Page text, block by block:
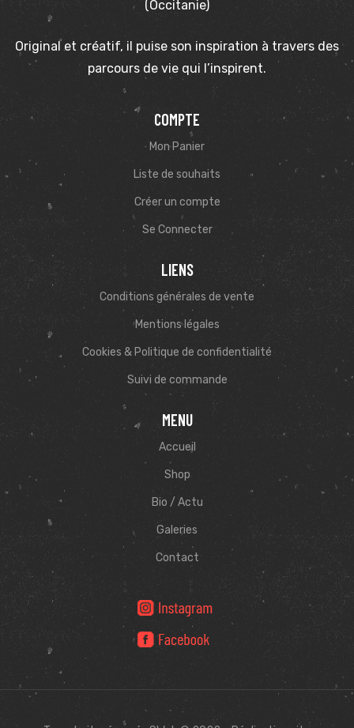
(Occitanie)
Original et créatif, il puise son inspiration à travers des
parcours de vie qui l’inspirent.
COMPTE
Mon Panier
Liste de souhaits
Créer un compte
Se Connecter
LIENS
Conditions générales de vente
Mentions légales
Cookies & Politique de confidentialité
Suivi de commande
MENU
Accueil
Shop
Bio / Actu
Galeries
Contact